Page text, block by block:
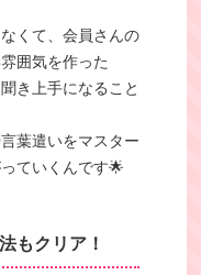
くて、会員さんの
囲気を作った
き上手になること
葉遣いをマスター
ていくんです🌟
もクリア！